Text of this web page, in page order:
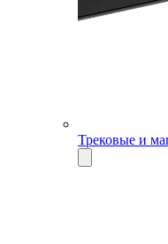
Трековые и